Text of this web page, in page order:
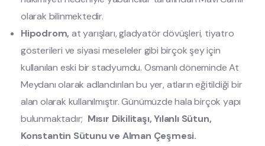
olarak bilinmektedir.
Hipodrom, at yarışları, gladyatör dövüşleri, tiyatro
gösterileri ve siyasi meseleler gibi birçok şey için
kullanılan eski bir stadyumdu. Osmanlı döneminde At
Meydanı olarak adlandırılan bu yer, atların eğitildiği bir
alan olarak kullanılmıştır. Günümüzde hala birçok yapı
bulunmaktadır; Mısır Dikilitaşı, Yılanlı Sütun,
Konstantin Sütunu ve Alman Çeşmesi.